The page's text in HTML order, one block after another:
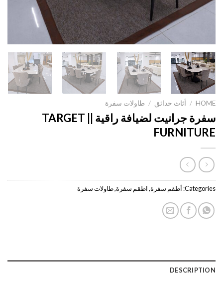
HOME
/ أثاث حدائق / طاولات سفرة
سفرة جرانيت لضيافة راقية || TARGET
FURNITURE
Categories: أطقم سفرة,اطقم سفرة,طاولات سفرة
DESCRIPTION